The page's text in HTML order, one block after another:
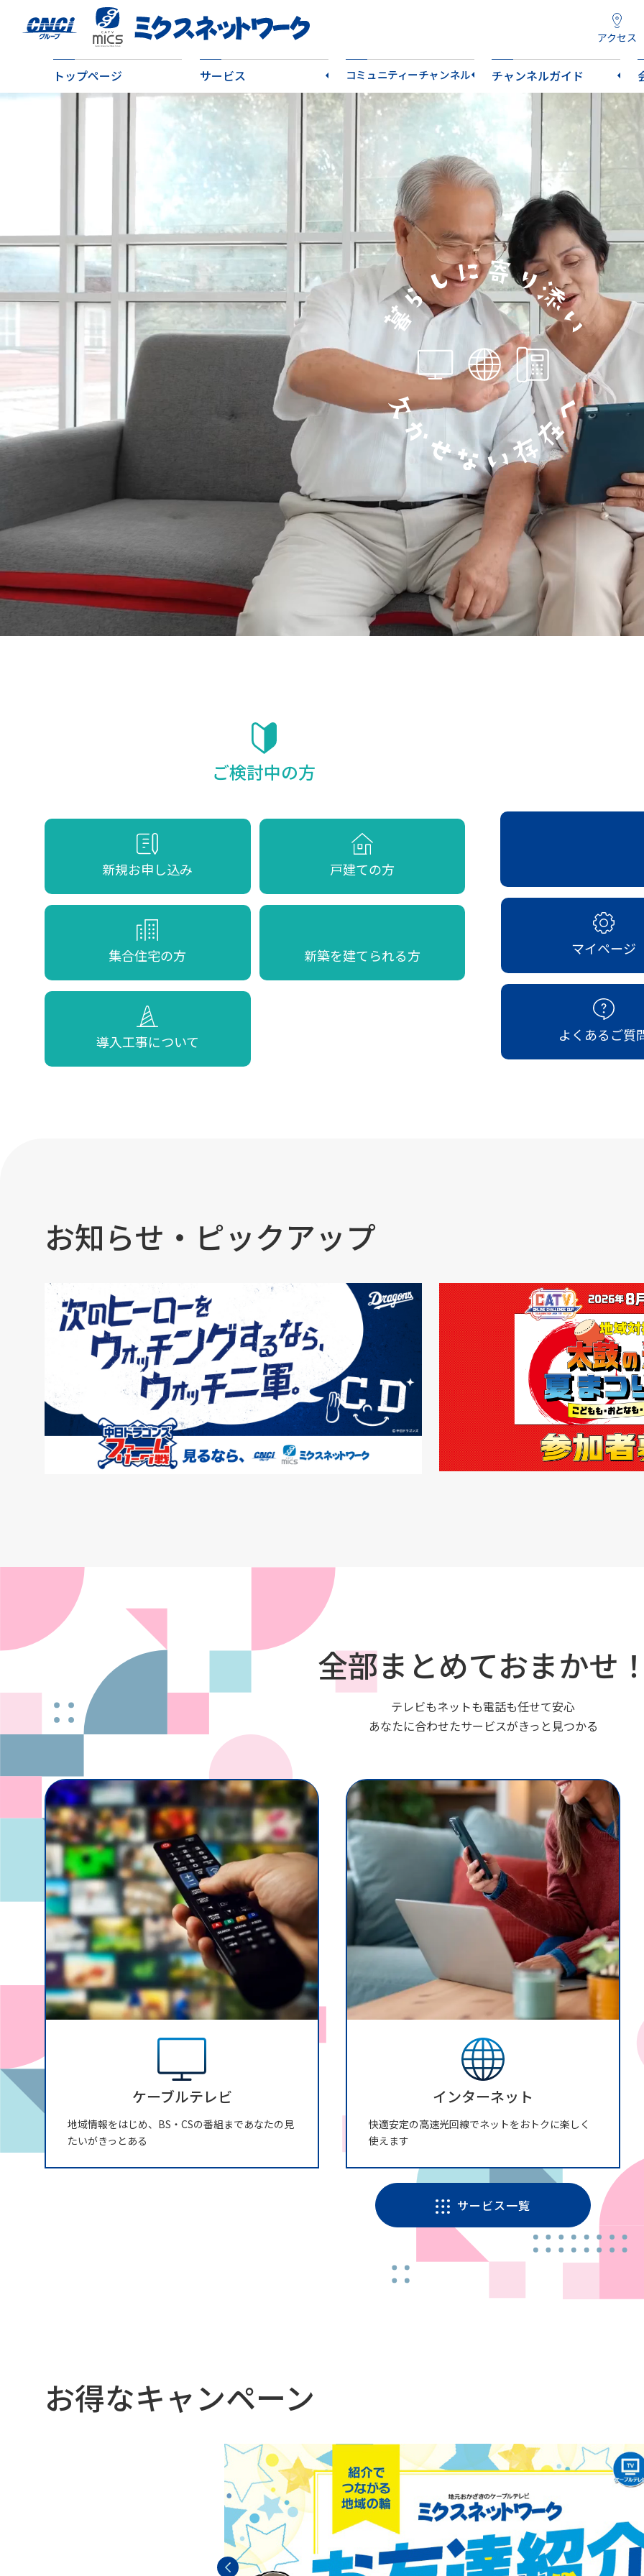
アクセス
トップページ サービス コミュニティーチャンネル チャンネルガイド
ご検討中の方
新規お申し込み 戸建ての方
集合住宅の方 新築を建てられる方
導入工事について
マイページ
よくあるご質
お知らせ・ピックアップ
全部まとめておまかせ
テレビもネットも電話も任せて安心
あなたに合わせたサービスがきっと見つかる
ケーブルテレビ
地域情報をはじめ、BS・CSの番組まであなたの見
たいがきっとある
インターネット
快適安定の高速光回線でネットをおトクに楽しく
使えます
サービス一覧
お得なキャンペーン